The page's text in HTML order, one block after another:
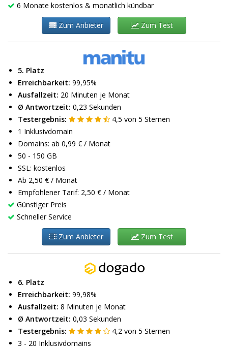
6 Monate kostenlos & monatlich kündbar
Zum Anbieter Zum Test
5. Platz
Erreichbarkeit: 99,95%
Ausfallzeit: 20 Minuten je Monat
Ø Antwortzeit: 0,23 Sekunden
Testergebnis:
4,5 von 5 Sternen
1 Inklusivdomain
Domains: ab 0,99 € / Monat
50 - 150 GB
SSL: kostenlos
Ab 2,50 € / Monat
Empfohlener Tarif: 2,50 € / Monat
Günstiger Preis
Schneller Service
Zum Anbieter Zum Test
6. Platz
Erreichbarkeit: 99,98%
Ausfallzeit: 8 Minuten je Monat
Ø Antwortzeit: 0,03 Sekunden
Testergebnis:
4,2 von 5 Sternen
3 - 20 Inklusivdomains